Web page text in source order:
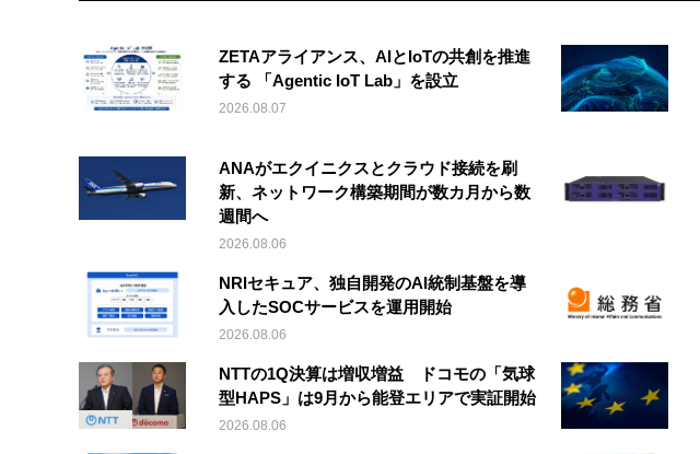
ZETAアライアンス、AIとIoTの共創を推進
する 「Agentic IoT Lab」を設立
2026.08.07
ANAがエクイニクスとクラウド接続を刷
新、ネットワーク構築期間が数カ月から数
週間へ
2026.08.06
NRIセキュア、独自開発のAI統制基盤を導
入したSOCサービスを運用開始
2026.08.06
NTTの1Q決算は増収増益 ドコモの「気球
型HAPS」は9月から能登エリアで実証開始
2026.08.06